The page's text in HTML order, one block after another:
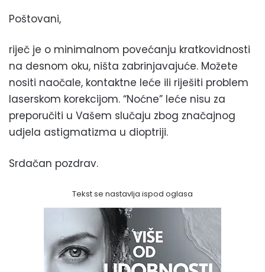
Poštovani,
riječ je o minimalnom povećanju kratkovidnosti
na desnom oku, ništa zabrinjavajuće. Možete
nositi naočale, kontaktne leće ili riješiti problem
laserskom korekcijom. “Noćne” leće nisu za
preporučiti u Vašem slučaju zbog značajnog
udjela astigmatizma u dioptriji.
Srdačan pozdrav.
Tekst se nastavlja ispod oglasa